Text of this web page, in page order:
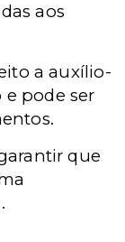
aos
a auxílio-
pode ser
que